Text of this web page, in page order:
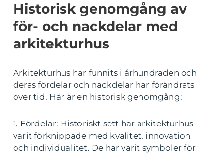
Historisk genomgång av
för- och nackdelar med
arkitekturhus
Arkitekturhus har funnits i århundraden och
deras fördelar och nackdelar har förändrats
över tid. Här är en historisk genomgång:
1. Fördelar: Historiskt sett har arkitekturhus
varit förknippade med kvalitet, innovation
och individualitet. De har varit symboler för